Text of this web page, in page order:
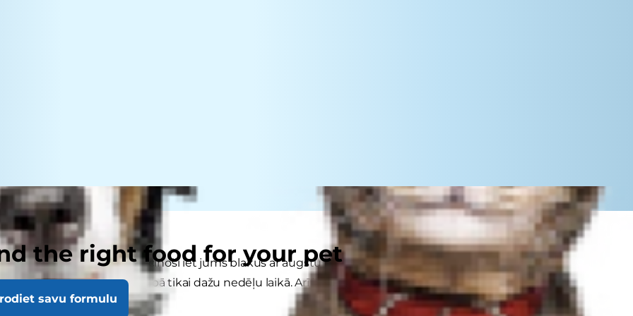
the right food for your pet
savu formulu
scenārijs: kucēns pārliecinoši iet jums blakus ar augstu paceltu galvu. Jūs tik ļoti
sasniegumiem viņa apmācībā tikai dažu nedēļu laikā. Arī jūsu galva ir augstu pacelta. Galu
suns.